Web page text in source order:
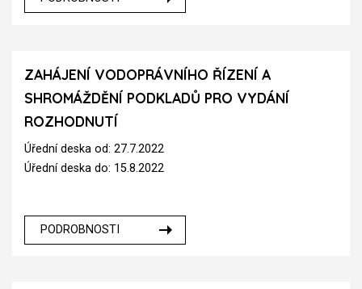
ZAHÁJENÍ VODOPRÁVNÍHO ŘÍZENÍ A
SHROMÁŽDĚNÍ PODKLADŮ PRO VYDÁNÍ
ROZHODNUTÍ
Úřední deska od: 27.7.2022
Úřední deska do: 15.8.2022
PODROBNOSTI